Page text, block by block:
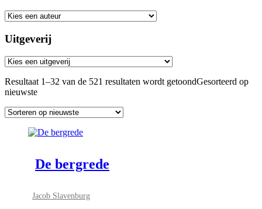
Uitgeverij
Resultaat 1–32 van de 521 resultaten wordt getoondGesorteerd op
nieuwste
De bergrede
Jacob Slavenburg